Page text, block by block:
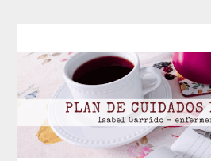
contenido